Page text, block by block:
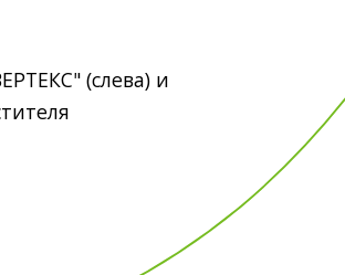
(слева) и